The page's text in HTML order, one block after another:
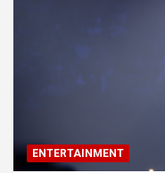
ENTERTAINMENT